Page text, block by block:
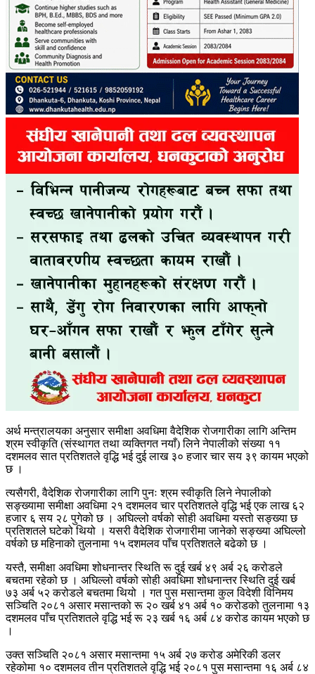
अर्थ मन्त्रालयका अनुसार समीक्षा अवधिमा वैदेशिक रोजगारीका लागि अन्तिम
श्रम स्वीकृति (संस्थागत तथा व्यक्तिगत नयाँ) लिने नेपालीको संख्या ११
दशमलव सात प्रतिशतले वृद्धि भई दुई लाख ३० हजार चार सय ३९ कायम भएको
छ ।
त्यसैगरी, वैदेशिक रोजगारीका लागि पुनः श्रम स्वीकृति लिने नेपालीको
सङ्ख्यामा समीक्षा अवधिमा २१ दशमलव चार प्रतिशतले वृद्धि भई एक लाख ६२
हजार ६ सय २८ पुगेको छ । अघिल्लो वर्षको सोही अवधिमा यस्तो सङ्ख्या छ
प्रतिशतले घटेको थियो । यसरी वैदेशिक रोजगारीमा जानेको सङ्ख्या अघिल्लो
वर्षको छ महिनाको तुलनामा १५ दशमलव पाँच प्रतिशतले बढेको छ ।
यस्तै, समीक्षा अवधिमा शोधनान्तर स्थिति रू दुई खर्ब ४९ अर्ब २६ करोडले
बचतमा रहेको छ । अघिल्लो वर्षको सोही अवधिमा शोधनान्तर स्थिति दुई खर्ब
७३ अर्ब ५२ करोडले बचतमा थियो । गत पुस मसान्तमा कुल विदेशी विनिमय
सञ्चिति २०८१ असार मसान्तको रू २० खर्ब ४१ अर्ब १० करोडको तुलनामा १३
दशमलव पाँच प्रतिशतले वृद्धि भई रू २३ खर्ब १६ अर्ब ८४ करोड कायम भएको छ
।
उक्त सञ्चिति २०८१ असार मसान्तमा १५ अर्ब २७ करोड अमेरिकी डलर
रहेकोमा १० दशमलव तीन प्रतिशतले वृद्धि भई २०८१ पुस मसान्तमा १६ अर्ब ८४